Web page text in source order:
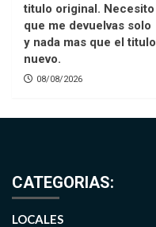
titulo original. Necesito
que me devuelvas solo
y nada mas que el titulo
nuevo.
08/08/2026
CATEGORIAS:
LOCALES